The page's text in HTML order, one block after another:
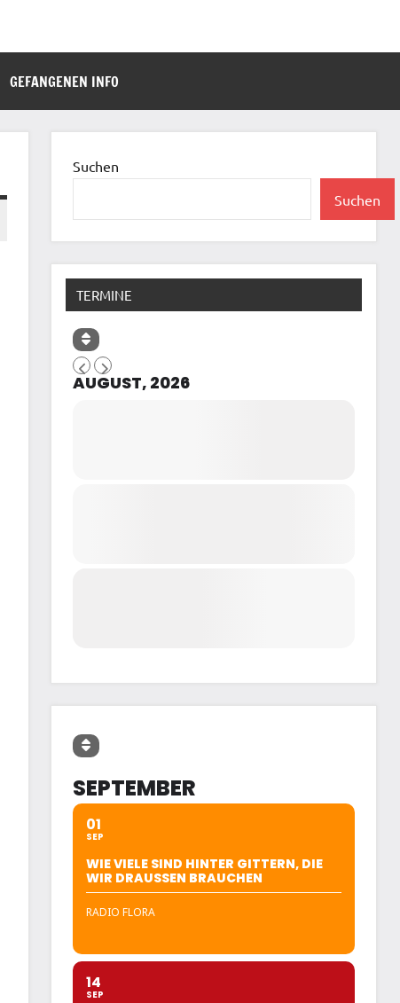
GEFANGENEN INFO
Suchen
Suchen
TERMINE
AUGUST, 2026
SEPTEMBER
01
SEP
WIE VIELE SIND HINTER GITTERN, DIE
WIR DRAUSSEN BRAUCHEN
RADIO FLORA
14
SEP